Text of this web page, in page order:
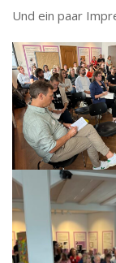
Und ein paar